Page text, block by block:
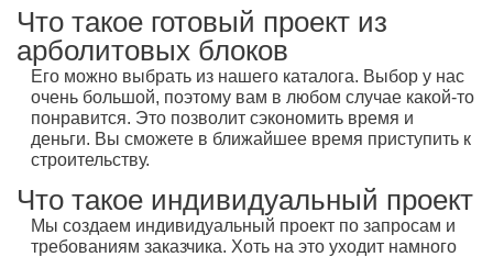
Что такое готовый проект из
арболитовых блоков
Его можно выбрать из нашего каталога. Выбор у нас
очень большой, поэтому вам в любом случае какой-то
понравится. Это позволит сэкономить время и
деньги. Вы сможете в ближайшее время приступить к
строительству.
Что такое индивидуальный проект
Мы создаем индивидуальный проект по запросам и
требованиям заказчика. Хоть на это уходит намного